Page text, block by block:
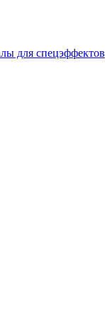
для спецэффектов